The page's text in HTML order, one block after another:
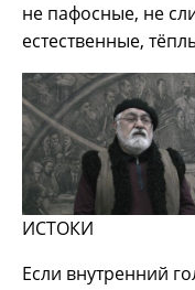
не пафосные, не
естественные,
ИСТОКИ
Если внутренний